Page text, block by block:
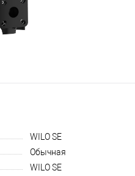
WILO SE
Обычная
WILO SE